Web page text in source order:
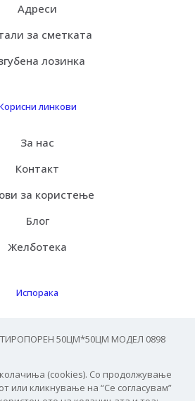
Адреси
за сметката
лозинка
линкови
За нас
Контакт
за користење
Блог
Желботека
Испорака
ЧПП (cookies). Со продолжување
или кликнување на “Се согласувам”